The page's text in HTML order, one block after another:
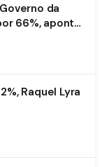
da
66%, aponta
Raquel Lyra